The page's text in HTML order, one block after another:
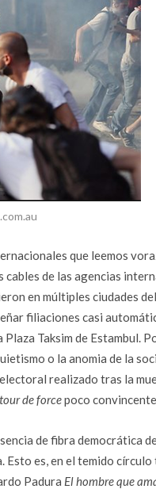
que leemos
de las agencias
en múltiples ciudades
filiaciones casi
Taksim de Estambul.
o la anomia de la
realizado tras la
tour de forcepoco
de fibra democrática
Esto es, en el temido
Padura El hombre que